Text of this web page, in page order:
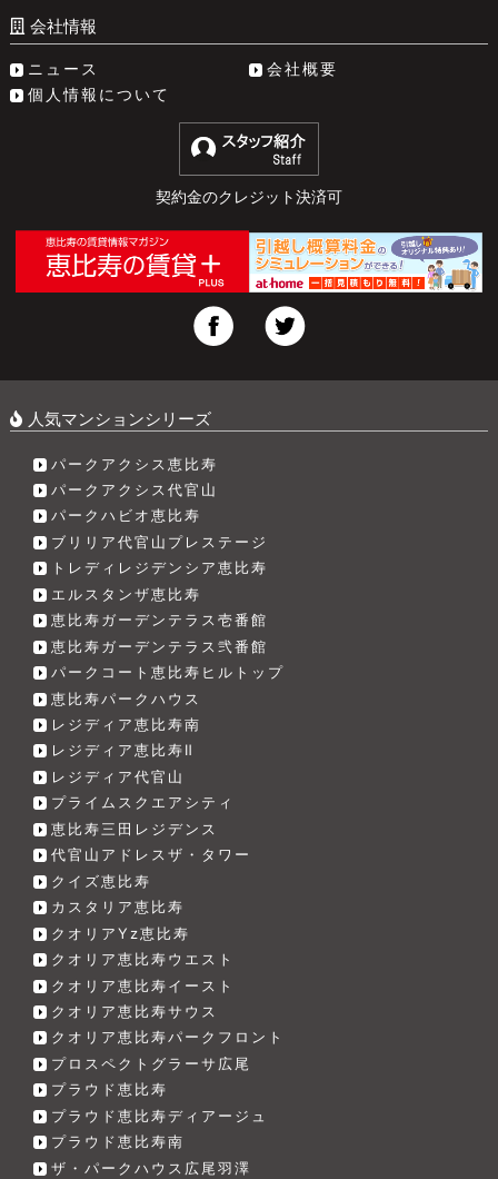
会社情報
ニュース
会社概要
個人情報について
契約金のクレジット決済可
人気マンションシリーズ
パークアクシス恵比寿
パークアクシス代官山
パークハビオ恵比寿
ブリリア代官山プレステージ
トレディレジデンシア恵比寿
エルスタンザ恵比寿
恵比寿ガーデンテラス壱番館
恵比寿ガーデンテラス弐番館
パークコート恵比寿ヒルトップ
恵比寿パークハウス
レジディア恵比寿南
レジディア恵比寿Ⅱ
レジディア代官山
プライムスクエアシティ
恵比寿三田レジデンス
代官山アドレスザ・タワー
クイズ恵比寿
カスタリア恵比寿
クオリアYz恵比寿
クオリア恵比寿ウエスト
クオリア恵比寿イースト
クオリア恵比寿サウス
クオリア恵比寿パークフロント
プロスペクトグラーサ広尾
プラウド恵比寿
プラウド恵比寿ディアージュ
プラウド恵比寿南
ザ・パークハウス広尾羽澤